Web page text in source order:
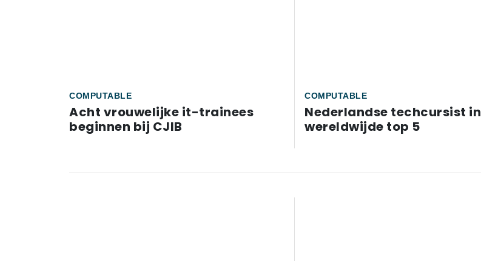
COMPUTABLE
Acht vrouwelijke it-trainees
beginnen bij CJIB
COMPUTABLE
Nederlandse techcursist in
wereldwijde top 5